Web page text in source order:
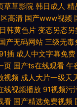
草草影院 韩日成人 精
高清 国产www视频
韩黄色片 变态另态另
产无码网站 三级无毒
91插 成人中文字幕免费
页 国产ts在线观看 午
视频 成人大片一级天
线视频播放 91视频污
看 国产精选免费视频